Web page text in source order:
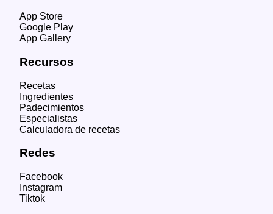
App Store
Google Play
App Gallery
Recursos
Recetas
Ingredientes
Padecimientos
Especialistas
Calculadora de recetas
Redes
Facebook
Instagram
Tiktok